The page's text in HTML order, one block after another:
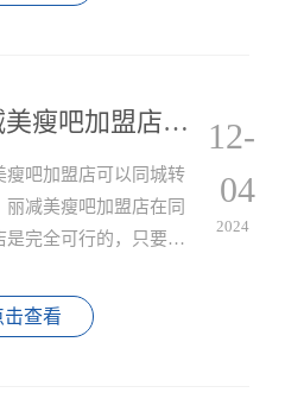
转让给他人。
丽减美瘦吧加盟店可以同城转店吗？
瘦吧加盟店可以同城转
丽减美瘦吧加盟店在同
是完全可行的，只要符
的申请流程、合适的转
以及总部的全程支持，
击查看
12-
04
2024